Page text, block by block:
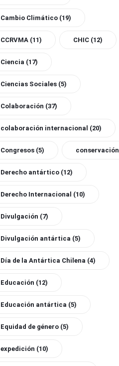
Cambio Climático (19)
CCRVMA (11) CHIC (12)
Ciencia (17)
Ciencias Sociales (5)
Colaboración (37)
colaboración internacional (20)
Congresos (5) conservación
Derecho antártico (12)
Derecho Internacional (10)
Divulgación (7)
Divulgación antártica (5)
Día de la Antártica Chilena (4)
Educación (12)
Educación antártica (5)
Equidad de género (5)
expedición (10)